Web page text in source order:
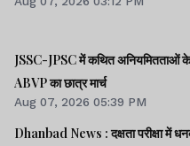
JSSC-JPSC में कथित अनियमितताओं
ABVP का छात्र मार्च
Aug 07, 2026 05:39 PM
Dhanbad News : दक्षता परीक्षा में